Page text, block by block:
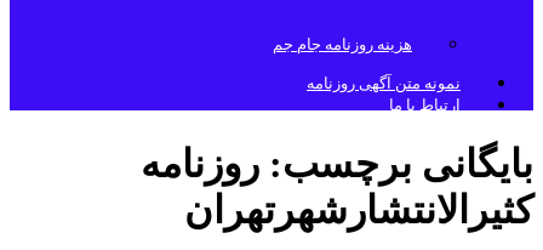
هزینه روزنامه جام جم
نمونه متن آگهی روزنامه
ارتباط با ما
بایگانی برچسب: روزنامه
کثیرالانتشارشهرتهران